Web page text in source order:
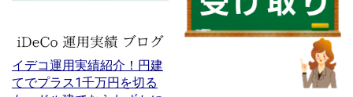
イデコ運用実績紹介！円建
てでプラス1千万円を切る